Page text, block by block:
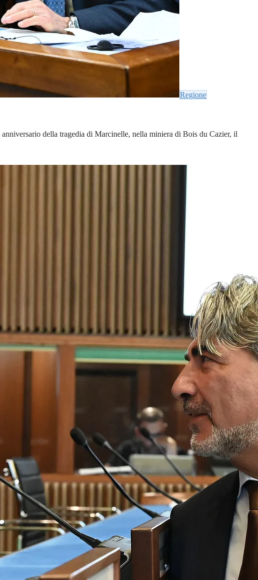
Regione
della tragedia di Marcinelle, nella miniera di Bois du Cazier, il